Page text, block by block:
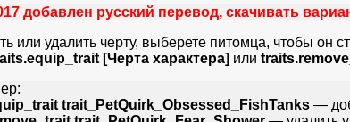
добавлен русский перевод, скачивать
или удалить черту, выберете питомца, чтобы он
[Черта характера] или
trait_PetQuirk_Obsessed_FishTanks —